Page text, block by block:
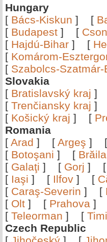
Hungary
[ Bács-Kiskun ] [
[ Budapest ] [
[ Hajdú-Bihar ] [
[ Komárom-
[ Szabolcs-Szatmár-
Slovakia
[ Bratislavský kraj ]
[ Trenčiansky kraj ]
[ Košický kraj ] [
Romania
[ Arad ] [ Argeş ] [
[ Botoşani ] [ Brăila
[ Galaţi ] [ Gorj ] [
[ Iaşi ] [ Ilfov ] [
[ Caraş-Severin ] [
[ Olt ] [ Prahova ]
[ Teleorman ] [
Czech Republic